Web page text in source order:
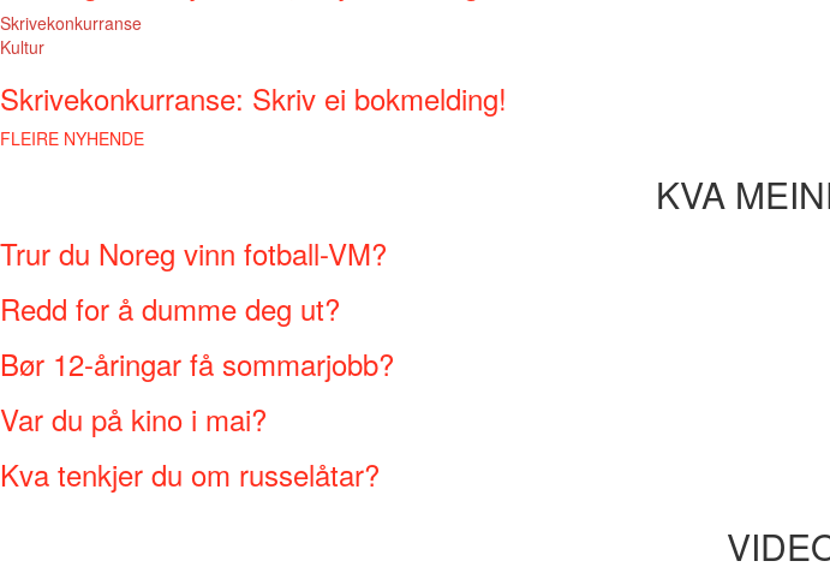
Skrivekonkurranse
Kultur
Skrivekonkurranse: Skriv ei bokmelding!
FLEIRE NYHENDE
KVA
Trur du Noreg vinn fotball-VM?
Redd for å dumme deg ut?
Bør 12-åringar få sommarjobb?
Var du på kino i mai?
Kva tenkjer du om russelåtar?